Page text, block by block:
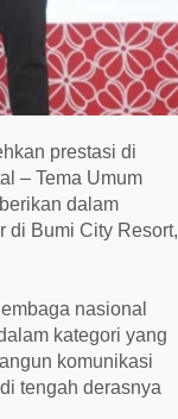
prestasi di
– Tema Umum
dalam
di Bumi City Resort,
nasional
kategori yang
komunikasi
tengah derasnya